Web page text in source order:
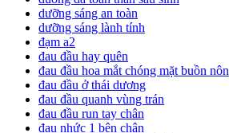
dưỡng sáng an toàn
dưỡng sáng lành tính
đạm a2
đau đầu hay quên
đau đầu hoa mắt chóng mặt buồn nôn
đau đầu ở thái dương
đau đầu quanh vùng trán
đau đầu run tay chân
đau nhức 1 bên chân